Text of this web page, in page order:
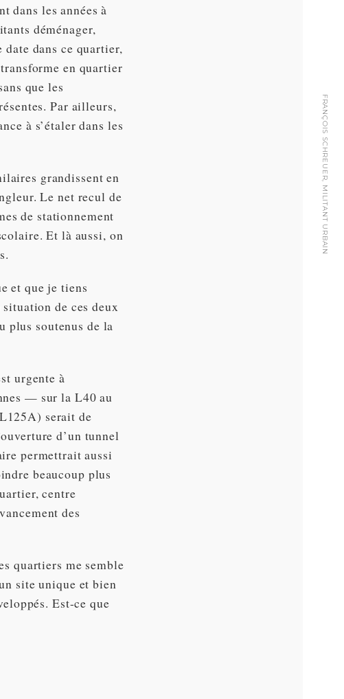
FRANÇOIS SCHREUER, MILITANT URBAIN
dans les années à
déménager,
dans ce quartier,
en quartier
que les
Par ailleurs,
à s’étaler dans les
grandissent en
Le net recul de
de stationnement
Et là aussi, on
et que je tiens
de ces deux
plus soutenus de la
urgente à
— sur la L40 au
serait de
d’un tunnel
permettrait aussi
beaucoup plus
centre
des
quartiers me semble
site unique et bien
Est-ce que